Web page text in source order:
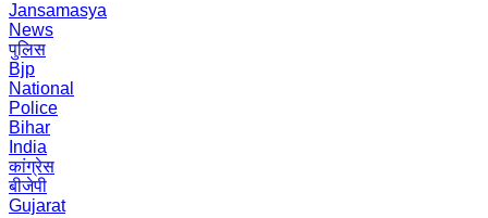
Jansamasya
News
पुलिस
Bjp
National
Police
Bihar
India
कांग्रेस
बीजेपी
Gujarat